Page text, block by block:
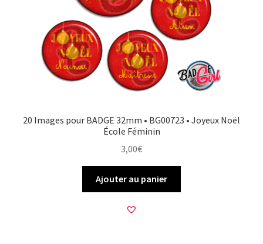
20 Images pour BADGE 32mm • BG00723 • Joyeux Noël
École Féminin
3,00€
Ajouter au panier